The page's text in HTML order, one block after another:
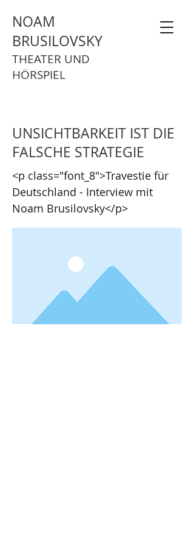
NOAM
BRUSILOVSKY
THEATER UND
HÖRSPIEL
UNSICHTBARKEIT IST DIE
FALSCHE STRATEGIE
<p class="font_8">Travestie für
Deutschland - Interview mit
Noam Brusilovsky</p>